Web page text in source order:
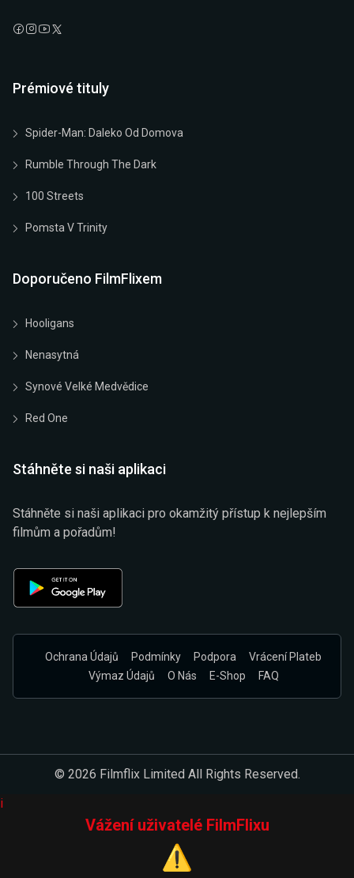
Prémiové tituly
Spider-Man: Daleko Od Domova
Rumble Through The Dark
100 Streets
Pomsta V Trinity
Doporučeno FilmFlixem
Hooligans
Nenasytná
Synové Velké Medvědice
Red One
Stáhněte si naši aplikaci
Stáhněte si naši aplikaci pro okamžitý přístup k nejlepším
filmům a pořadům!
Ochrana Údajů Podmínky Podpora
Vrácení Plateb
Výmaz Údajů
O Nás E-Shop FAQ
© 2026 Filmflix Limited All Rights Reserved.
i
Vážení uživatelé FilmFlixu
⚠️